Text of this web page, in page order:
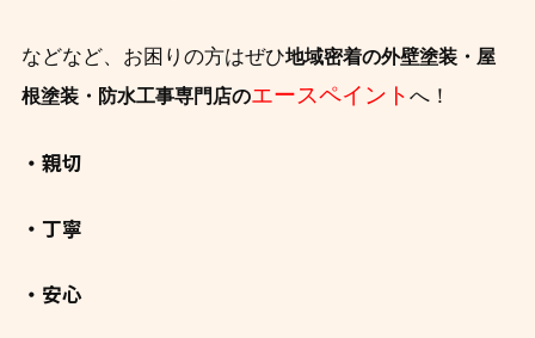
などなど、お困りの方はぜひ地域密着の外壁塗装・屋
根塗装・防水工事専門店のエースペイント へ！
・親切
・丁寧
・安心